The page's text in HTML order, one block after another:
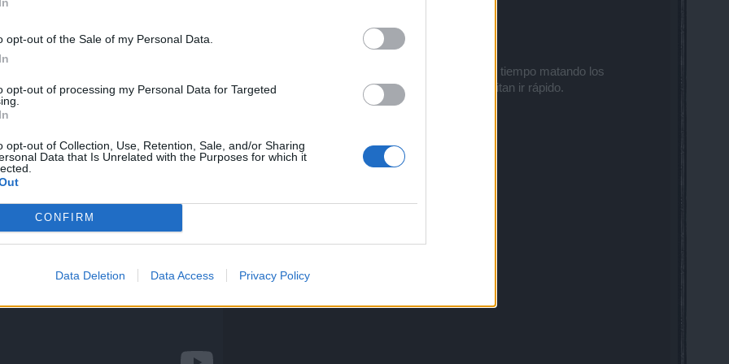
opt-out of the Sale of my Personal Data.
opt-out of processing my Personal Data for Targeted
opt-out of Collection, Use, Retention, Sale, and/or Sharing
Data that Is Unrelated with the Purposes for which it
CONFIRM
Data Deletion Data Access Privacy Policy
35 trajos espantozos de esbirros, les da 1 Remedio de Sofia.
en el mapa Bosque Sombrio, y cuando esten haciendo el evento de Wendigo no pierdan tiempo matando los
ya que en el evento de Wendigo también les dan un Manto de 3 horas de duración y necesitan ir rápido.
consiguen hasta 25 posibles sitios con Piggs escondidos, en este video pueden verlos: